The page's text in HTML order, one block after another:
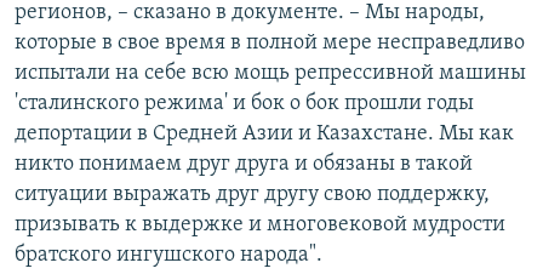
регионов, – сказано в документе. – Мы народы,
которые в свое время в полной мере несправедливо
испытали на себе всю мощь репрессивной машины
'сталинского режима' и бок о бок прошли годы
депортации в Средней Азии и Казахстане. Мы как
никто понимаем друг друга и обязаны в такой
ситуации выражать друг другу свою поддержку,
призывать к выдержке и многовековой мудрости
братского ингушского народа".